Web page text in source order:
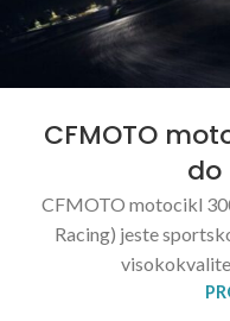
CFMOTO
do
CFMOTO motocikl
Racing) jeste